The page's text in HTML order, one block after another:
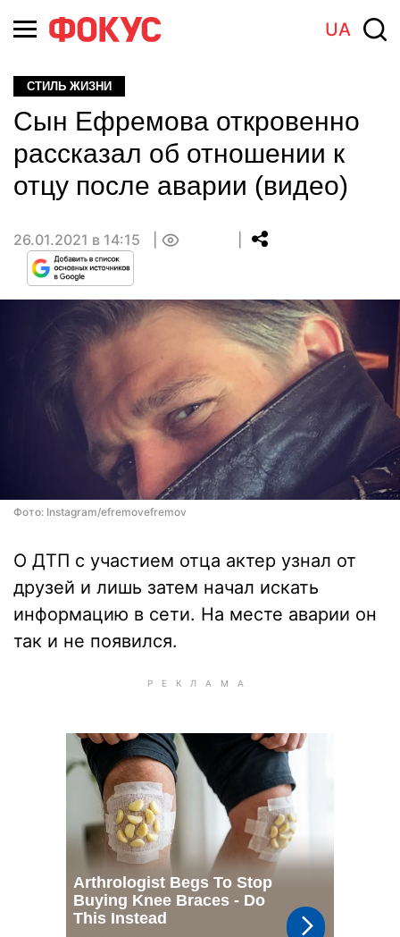
UA
СТИЛЬ ЖИЗНИ
Сын Ефремова откровенно
рассказал об отношении к
отцу после аварии (видео)
26.01.2021 в 14:15
Фото: Instagram/efremovefremov
О ДТП с участием отца актер узнал от
друзей и лишь затем начал искать
информацию в сети. На месте аварии он
так и не появился.